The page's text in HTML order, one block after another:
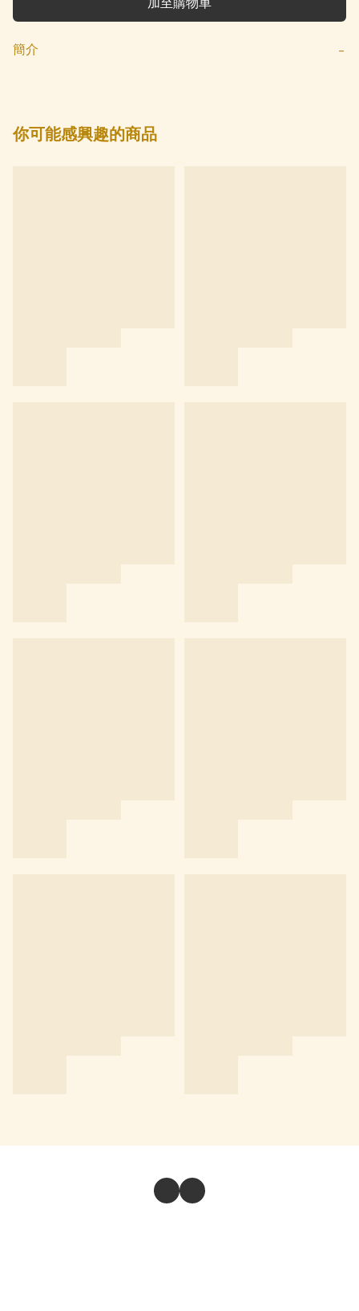
加至購物車
簡介 −
你可能感興趣的商品